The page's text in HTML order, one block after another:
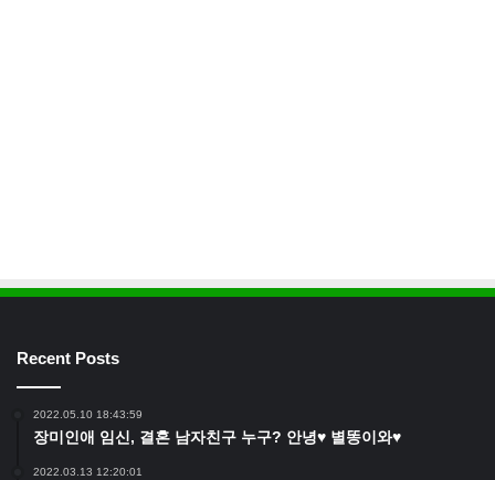
Recent Posts
2022.05.10 18:43:59
장미인애 임신, 결혼 남자친구 누구? 안녕♥ 별똥이와♥
2022.03.13 12:20:01